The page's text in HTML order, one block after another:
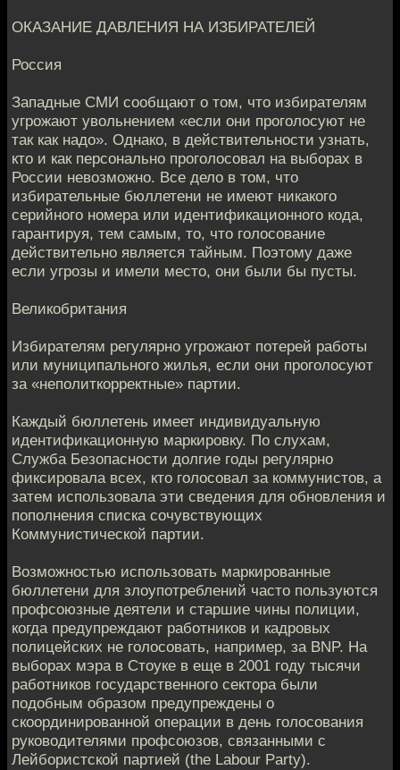
ОКАЗАНИЕ ДАВЛЕНИЯ НА ИЗБИРАТЕЛЕЙ
Россия
Западные СМИ сообщают о том, что избирателям
угрожают увольнением «если они проголосуют не
так как надо». Однако, в действительности узнать,
кто и как персонально проголосовал на выборах в
России невозможно. Все дело в том, что
избирательные бюллетени не имеют никакого
серийного номера или идентификационного кода,
гарантируя, тем самым, то, что голосование
действительно является тайным. Поэтому даже
если угрозы и имели место, они были бы пусты.
Великобритания
Избирателям регулярно угрожают потерей работы
или муниципального жилья, если они проголосуют
за «неполиткорректные» партии.
Каждый бюллетень имеет индивидуальную
идентификационную маркировку. По слухам,
Служба Безопасности долгие годы регулярно
фиксировала всех, кто голосовал за коммунистов, а
затем использовала эти сведения для обновления и
пополнения списка сочувствующих
Коммунистической партии.
Возможностью использовать маркированные
бюллетени для злоупотреблений часто пользуются
профсоюзные деятели и старшие чины полиции,
когда предупреждают работников и кадровых
полицейских не голосовать, например, за BNP. На
выборах мэра в Стоуке в еще в 2001 году тысячи
работников государственного сектора были
подобным образом предупреждены о
скоординированной операции в день голосования
руководителями профсоюзов, связанными с
Лейбористской партией (the Labour Party).